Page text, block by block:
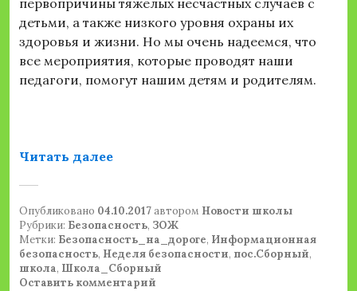
первопричины тяжелых несчастных случаев с
детьми, а также низкого уровня охраны их
здоровья и жизни. Но мы очень надеемся, что
все мероприятия, которые проводят наши
педагоги, помогут нашим детям и родителям.
Читать далее«Неделя безопасности»
Опубликовано 04.10.2017автором Новости школы
Рубрики: Безопасность, ЗОЖ
Метки: Безопасность_на_дороге, Информационная
безопасность, Неделя безопасности, пос.Сборный,
школа, Школа_Сборный
Оставить комментарий